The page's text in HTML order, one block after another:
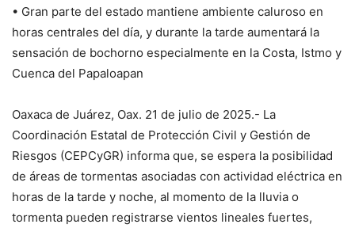
• Gran parte del estado mantiene ambiente caluroso en
horas centrales del día, y durante la tarde aumentará la
sensación de bochorno especialmente en la Costa, Istmo y
Cuenca del Papaloapan
Oaxaca de Juárez, Oax. 21 de julio de 2025.- La
Coordinación Estatal de Protección Civil y Gestión de
Riesgos (CEPCyGR) informa que, se espera la posibilidad
de áreas de tormentas asociadas con actividad eléctrica en
horas de la tarde y noche, al momento de la lluvia o
tormenta pueden registrarse vientos lineales fuertes,